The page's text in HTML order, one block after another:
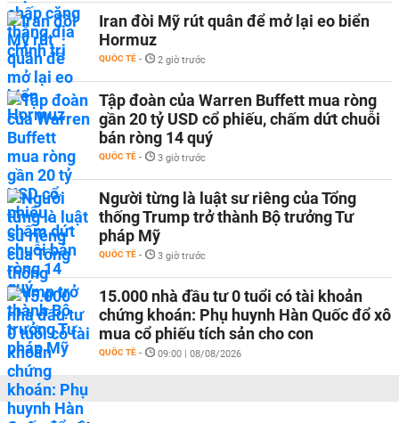
Iran đòi Mỹ rút quân để mở lại eo biển
Hormuz
QUỐC TẾ - 2 giờ trước
Tập đoàn của Warren Buffett mua ròng
gần 20 tỷ USD cổ phiếu, chấm dứt chuỗi
bán ròng 14 quý
QUỐC TẾ - 3 giờ trước
Người từng là luật sư riêng của Tổng
thống Trump trở thành Bộ trưởng Tư
pháp Mỹ
QUỐC TẾ - 3 giờ trước
15.000 nhà đầu tư 0 tuổi có tài khoản
chứng khoán: Phụ huynh Hàn Quốc đổ xô
mua cổ phiếu tích sản cho con
QUỐC TẾ - 09:00 | 08/08/2026